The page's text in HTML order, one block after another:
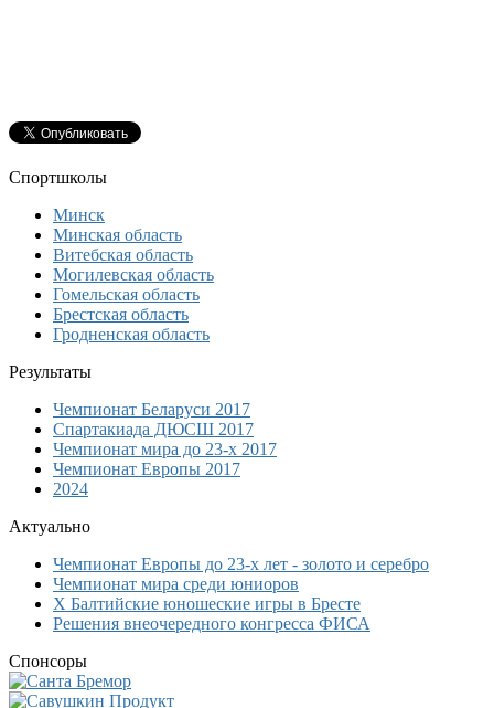
Спортшколы
Минск
Минская область
Витебская область
Могилевская область
Гомельская область
Брестская область
Гродненская область
Результаты
Чемпионат Беларуси 2017
Спартакиада ДЮСШ 2017
Чемпионат мира до 23-х 2017
Чемпионат Европы 2017
2024
Актуально
Чемпионат Европы до 23-х лет - золото и серебро
Чемпионат мира среди юниоров
Х Балтийские юношеские игры в Бресте
Решения внеочередного конгресса ФИСА
Спонсоры